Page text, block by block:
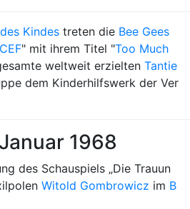
Kindes treten die Bee Gees
" mit ihrem Titel "Too Much
weltweit erzielten Tantie
dem Kinderhilfswerk der Ver
1968
des Schauspiels „Die Trauun
Witold Gombrowicz im B